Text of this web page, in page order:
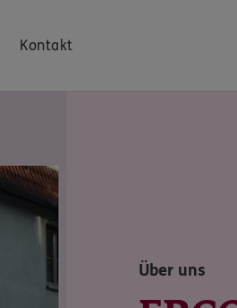
Kontakt
Über uns